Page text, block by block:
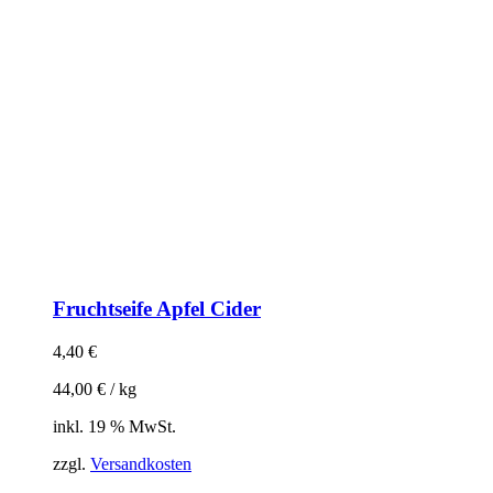
Fruchtseife Apfel Cider
4,40 €
44,00 € /kg
inkl. 19 % MwSt.
zzgl. Versandkosten